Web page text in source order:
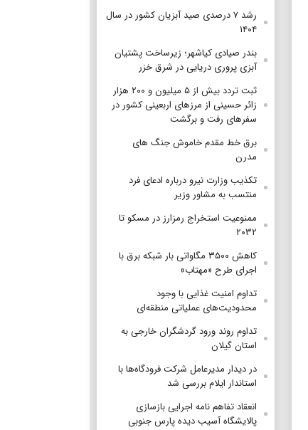
رشد ۷ درصدی صید آبزیان کشور در سال
۱۴۰۴
بندر صیادی کیاشهر؛ زیرساخت پشتیان
آبزی پروری دریایی در شرق خزر
ثبت تردد بیش از ۵ میلیون و ۲۰۰ هزار
زائر حسینی از مرزهای اربعینی کشور در
سفرهای رفت و برگشت
برق خط مقدم خاموش جنگ های
مدرن
تکذیب وزارت نیرو درباره ادعای فرد
منتسب به مشاور وزیر
ممنوعیت استخراج رمزارز در مسکو تا
۲۰۳۲
کاهش ۳۵۰۰ مگاواتی بار شبکه برق با
اجرای طرح «مهتاب»
تداوم امنیت غذایی با وجود
محدودیت‌های عملیاتی منطقه‌ای
تداوم روند ورود گردشگران خارجی به
استان گیلان
در دیدار مدیرعامل شرکت فرودگاه‌ها با
استاندار ایلام بررسی شد
انعقاد تفاهم نامه اجرایی بازسازی
پالایشگاه آسیب دیده پارس جنوبی